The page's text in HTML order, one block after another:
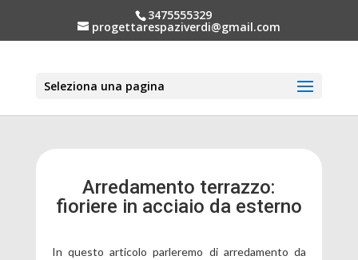
3475555329
progettarespaziverdi@gmail.com
Seleziona una pagina
Arredamento terrazzo:
fioriere in acciaio da esterno
In questo articolo parleremo di arredamento da